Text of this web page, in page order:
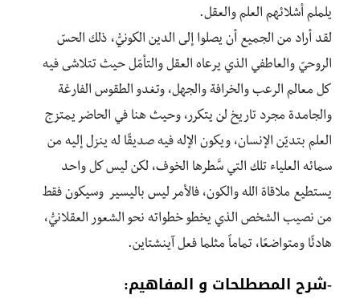
يلملم أشلائهم العلم والعقل.
لقد أراد من الجميع أن يصلوا إلى الدين الكونيّْ، ذلك الحسّ
الروحيّ والعاطفي الذي يرعاه العقل والتأمّل حيث تتلاشى فيه
كل معالم الرعب والخرافة والجهل، وتغدو الطقوس الفارغة
والجامدة مجرد تاريخ لن يتكرر، وحيث هنا في الحاضر يمتزج
العلم بتديّن الإنسان، ويكون الإله فيه صديقًا له ينزل إليه من
سمائه العلياء تلك التي سَّطرها الخوف، لكن ليس كل واحد
يستطيع ملاقاة الله والكون، فالأمر ليس باليسير وسيكون فقط
من نصيب الشخص الذي يخطو خطواته نحو الشعور العقلانيّْ،
هادئًا ومتواضعًا، تماماً مثلما فعل آينشتاين.
-شرح المصطلحات و المفاهيم: